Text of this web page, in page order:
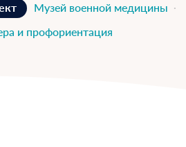
Музей военной медицины
и профориентация